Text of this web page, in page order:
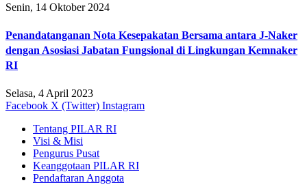
Senin, 14 Oktober 2024
Penandatanganan Nota Kesepakatan Bersama antara J-Naker
dengan Asosiasi Jabatan Fungsional di Lingkungan Kemnaker
RI
Selasa, 4 April 2023
Facebook X (Twitter) Instagram
Tentang PILAR RI
Visi & Misi
Pengurus Pusat
Keanggotaan PILAR RI
Pendaftaran Anggota